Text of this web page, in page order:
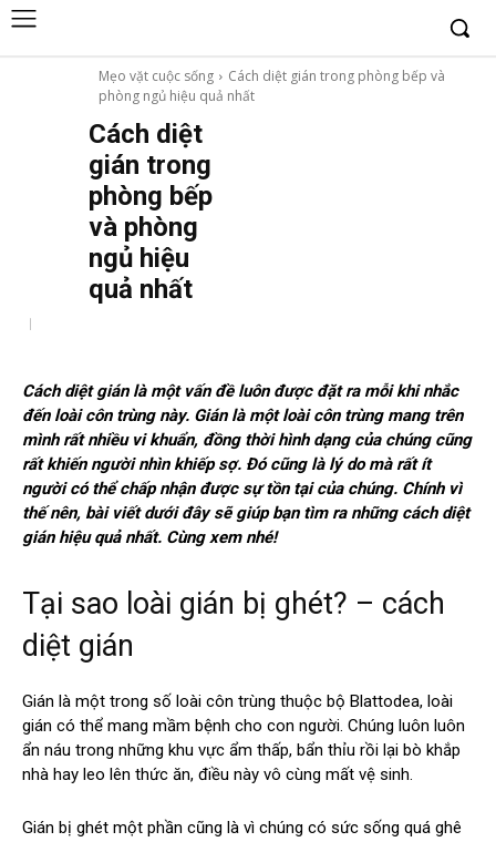
Mẹo vặt cuộc sống
Cách diệt gián trong phòng bếp và
phòng ngủ hiệu quả nhất
Cách diệt
gián trong
phòng bếp
và phòng
ngủ hiệu
quả nhất
Cách diệt gián là một vấn đề luôn được đặt ra mỗi khi nhắc
đến loài côn trùng này. Gián là một loài côn trùng mang trên
mình rất nhiều vi khuẩn, đồng thời hình dạng của chúng cũng
rất khiến người nhìn khiếp sợ. Đó cũng là lý do mà rất ít
người có thể chấp nhận được sự tồn tại của chúng. Chính vì
thế nên, bài viết dưới đây sẽ giúp bạn tìm ra những cách diệt
gián hiệu quả nhất. Cùng xem nhé!
Tại sao loài gián bị ghét? – cách
diệt gián
Gián là một trong số loài côn trùng thuộc bộ Blattodea, loài
gián có thể mang mầm bệnh cho con người. Chúng luôn luôn
ẩn náu trong những khu vực ẩm thấp, bẩn thỉu rồi lại bò khắp
nhà hay leo lên thức ăn, điều này vô cùng mất vệ sinh.
Gián bị ghét một phần cũng là vì chúng có sức sống quá ghê